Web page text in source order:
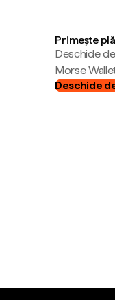
Primește
Deschide
Morse
Deschide